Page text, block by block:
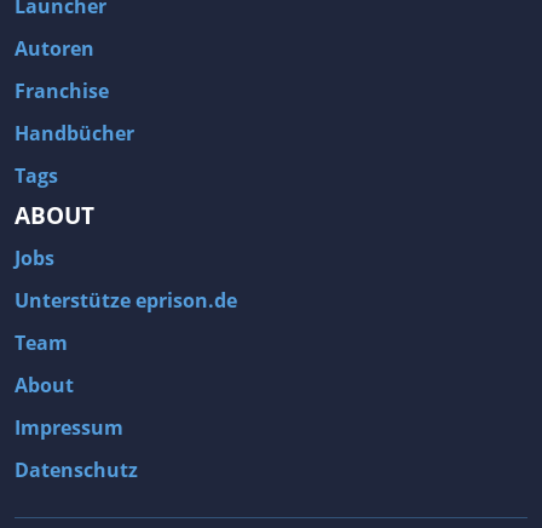
Launcher
Autoren
Franchise
Handbücher
Tags
ABOUT
Jobs
Unterstütze eprison.de
Team
About
Impressum
Datenschutz